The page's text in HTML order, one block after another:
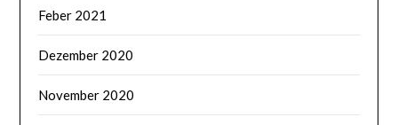
Feber 2021
Dezember 2020
November 2020